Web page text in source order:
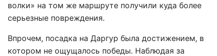
волки» на том же маршруте получили куда более
серьезные повреждения.
Впрочем, посадка на Даргур была достижением, в
котором не ощущалось победы. Наблюдая за